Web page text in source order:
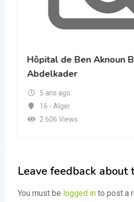
Hôpital de Ben Aknoun
Abdelkader
5 ans ago
16 - Alger
2 606 Views
Leave feedback about
You must be logged in to post a